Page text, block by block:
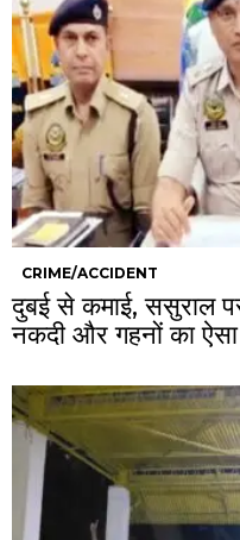
CRIME/ACCIDENT
दुबई से कमाई, ससुराल
नकदी और गहनों का ऐसा